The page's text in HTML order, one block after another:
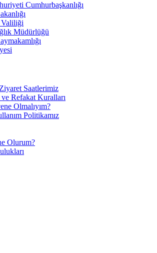
Cumhurbaşkanlığı
Valiliği
Müdürlüğü
Saatlerimiz
Refakat Kuralları
Olmalıyım?
Politikamız
Olurum?